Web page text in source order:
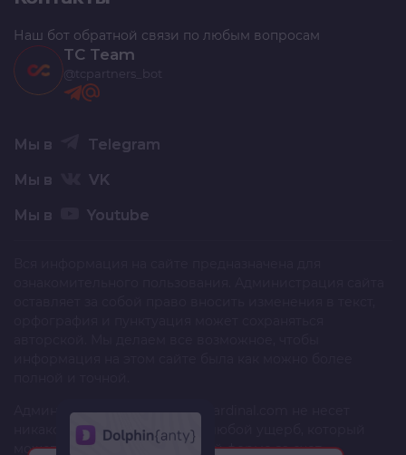
Наш бот обратной связи по любым вопросам
TC Team
@tcpartners_bot
Мы в Telegram
Мы в VK
Мы в Youtube
Администрация сайтаtrafficcardinal.com
никакой ответственности за любой ущерб, который
может быть причинен в любой форме за счет